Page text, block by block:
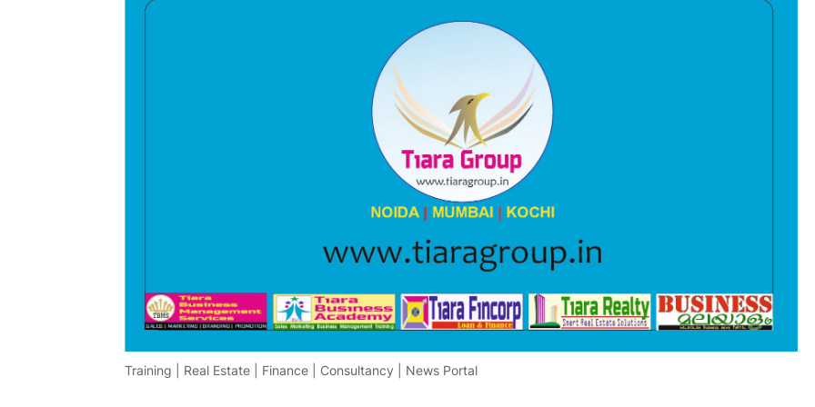
Training | Real Estate | Finance | Consultancy | News Portal